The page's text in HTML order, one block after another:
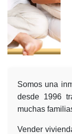
Somos una
desde 1996
muchas
Vender